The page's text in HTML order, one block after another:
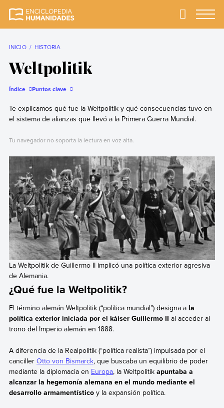
completa y más
Primary
INICIO HISTORIA
Weltpolitik
Índice Puntos clave
Te explicamos qué fue la Weltpolitik y qué consecuencias tuvo en
el sistema de alianzas que llevó a la Primera Guerra Mundial.
Tu navegador no soporta la lectura en voz alta.
La Weltpolitik de Guillermo II implicó una política exterior agresiva
de Alemania.
¿Qué fue la Weltpolitik?
El término alemán Weltpolitik (“política mundial”) designa a la
política exterior iniciada por el káiser Guillermo II al acceder al
trono del Imperio alemán en 1888.
A diferencia de la Realpolitik (“política realista”) impulsada por el
canciller Otto von Bismarck, que buscaba un equilibrio de poder
mediante la diplomacia en Europa, la Weltpolitik apuntaba a
alcanzar la hegemonía alemana en el mundo mediante el
desarrollo armamentísticoy la expansión política.